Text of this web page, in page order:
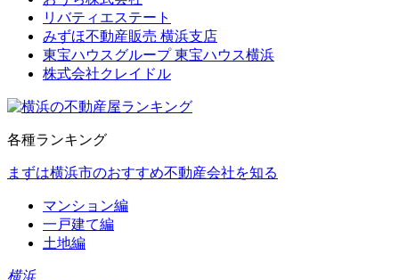
リバティエステート
みずほ不動産販売 横浜支店
東宝ハウスグループ 東宝ハウス横浜
株式会社クレイドル
各種ランキング
まずは横浜市のおすすめ不動産会社を知る
マンション編
一戸建て編
土地編
横浜